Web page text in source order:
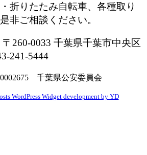
折りたたみ自転車、各種取り
非ご相談ください。
260-0033 千葉県千葉市中央区
241-5444
千葉県公安委員会
WordPress Widget development by YD